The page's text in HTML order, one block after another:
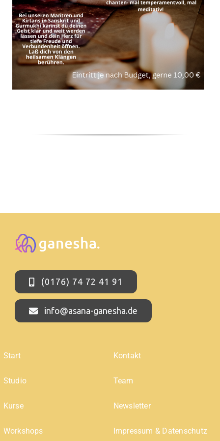
Kontakt
(0176) 74 72 41 91
info@asana-ganesha.de
Start
Studio
Kurse
Workshops
Kontakt
Team
Newsletter
Impressum & Datenschutz